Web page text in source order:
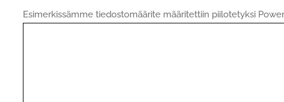
Esimerkissämme tiedostomäärite määritettiin piilotetyksi